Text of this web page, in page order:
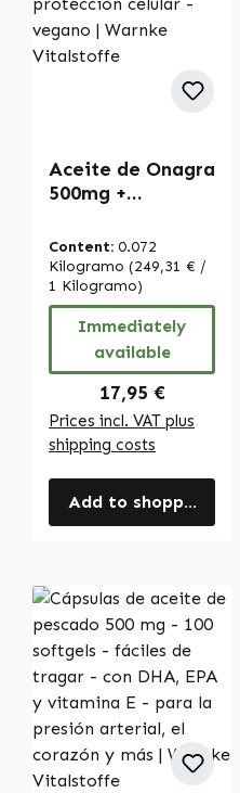
Aceite de Onagra
500mg +
OleoCaps - para
la protección
celular - vegano |
Warnke
Vitalstoffe
Content: 0.072
Kilogramo (249,31 € /
1 Kilogramo)
Immediately
available
Regular price:
17,95 €
Prices incl. VAT plus
shipping costs
Add to shopping cart